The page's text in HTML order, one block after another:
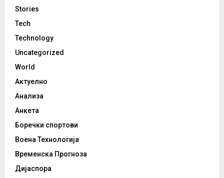
Stories
Tech
Technology
Uncategorized
World
Актуелно
Анализа
Анкета
Боречки спортови
Воена Технологија
Временска Прогноза
Дијаспора